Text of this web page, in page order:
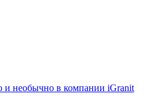
и необычно в компании iGranit